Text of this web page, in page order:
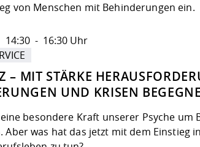
von Menschen mit Behinderungen ein.
– MIT STÄRKE
UND KRISEN
14:30 - 16:30 Uhr
besondere Kraft unserer Psyche um
Aber was hat das jetzt mit dem Einstieg